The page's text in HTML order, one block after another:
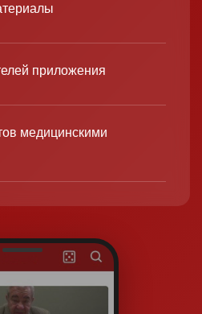
— что
с момента СМС, свяжитесь с
и пришлём
простой бандеролью?
ящик по указанному
России».
адрес доставки после
можно скорее. После
указал неверный телефон
— оперативно обновим
СМС и трек‑номер.
приложения
медицинскими